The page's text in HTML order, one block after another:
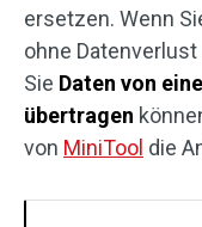
ersetzen. Wenn
ohne
Sie Daten von
übertragen
von MiniTool die